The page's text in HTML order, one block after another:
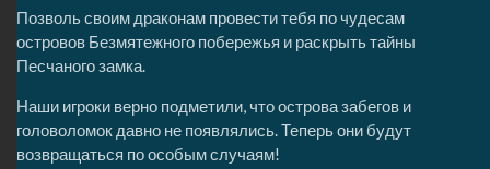
Позволь своим драконам провести тебя по чудесам
островов Безмятежного побережья и раскрыть тайны
Песчаного замка.
Наши игроки верно подметили, что острова забегов и
головоломок давно не появлялись. Теперь они будут
возвращаться по особым случаям!